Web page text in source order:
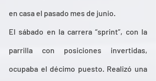
en casa el pasado mes de junio.
El sábado en la carrera “sprint”, con la
parrilla con posiciones invertidas,
ocupaba el décimo puesto. Realizó una